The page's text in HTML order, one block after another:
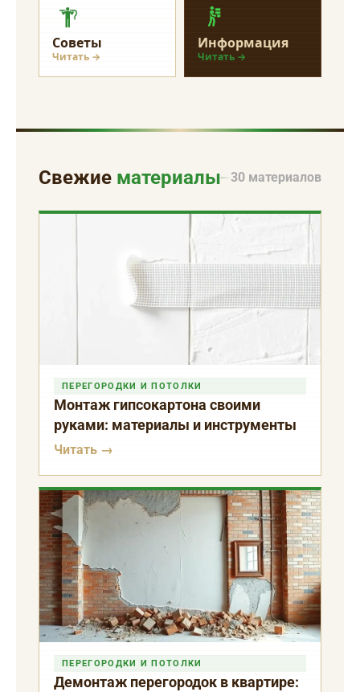
Советы
Читать →
Информация
Читать →
Свежие материалы 30 материалов
ПЕРЕГОРОДКИ И ПОТОЛКИ
Монтаж гипсокартона своими
руками: материалы и инструменты
Читать →
ПЕРЕГОРОДКИ И ПОТОЛКИ
Демонтаж перегородок в квартире: